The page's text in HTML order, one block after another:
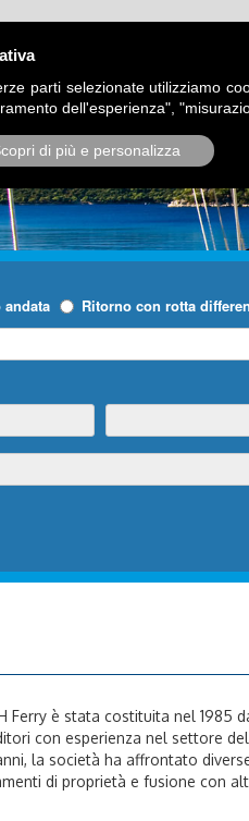
CHI SIAMO
Ferry è stata costituita nel 1985
con esperienza nel settore
la società ha affrontato
di proprietà e fusione con
parti selezionate utilizziamo
dell'esperienza",
di più e personalizza